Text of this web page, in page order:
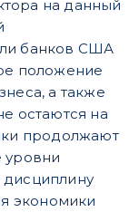
на данный
банков США
положение
а также
остаются на
продолжают
уровни
экономики